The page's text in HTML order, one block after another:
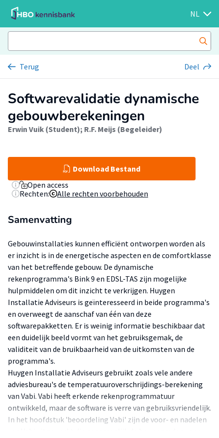
NL
Terug Deel
Softwarevalidatie dynamische
gebouwberekeningen
Erwin Vuik (Student); R.F. Meijs (Begeleider)
Download Bestand
Open access
Rechten:
Alle rechten voorbehouden
Samenvatting
Gebouwinstallaties kunnen efficiënt ontworpen worden als
er inzicht is in de energetische aspecten en de comfortklasse
van het betreffende gebouw. De dynamische
rekenprogramma's Bink 9 en EDSL-TAS zijn mogelijke
hulpmiddelen om dit inzicht te verkrijgen. Huygen
Installatie Adviseurs is geïnteresseerd in beide programma's
en overweegt de aanschaf van één van deze
softwarepakketten. Er is weinig informatie beschikbaar dat
een duidelijk beeld vormt van het gebruiksgemak, de
validiteit van de bruikbaarheid van de uitkomsten van de
programma's.
Huygen Installatie Adviseurs gebruikt zoals vele andere
adviesbureau's de temperatuuroverschrijdings-berekening
van Vabi. Vabi heeft erkende rekenprogrammatuur
ontwikkeld, maar de software is verre van gebruiksvriendelijk.
In het hoofdstuk 'beoordeling Vabi' zijn de voor- en nadelen